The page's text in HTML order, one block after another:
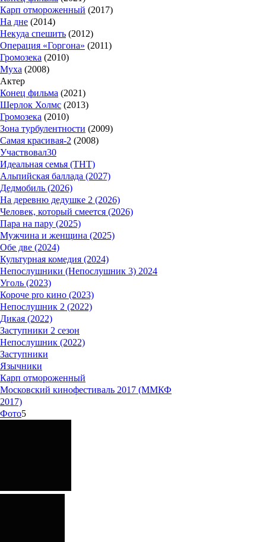
Карп отмороженный (2017)
На дне (2014)
Некуда спешить (2012)
Операция «Горгона» (2011)
Громозека (2010)
Муха (2008)
Актер
Конец фильма (2021)
Шерлок Холмс (2013)
Громозека (2010)
Зона турбулентности (2009)
Самая красивая-2 (2008)
Участвовал30
Идеальная семья (ТНТ)
Альпийская баллада (2027)
Дедмобиль (2026)
На деревню дедушке 2 (2026)
Человек, который смеется (2026)
Пара на пару (2025)
Мужчина и женщина (2025)
Обе две (2024)
Культурная комедия (2024)
Непослушники (Непослушник 3) 2024
Уголь (2023)
Короче pro кино (2023)
Непослушник 2 (2022)
Дикая (2022)
Заступники 2 сезон
Непослушник (2022)
Заступники
Язычники
Карп отмороженный
Московский кинофестиваль 2017 (ММКФ
2017)
Фото5